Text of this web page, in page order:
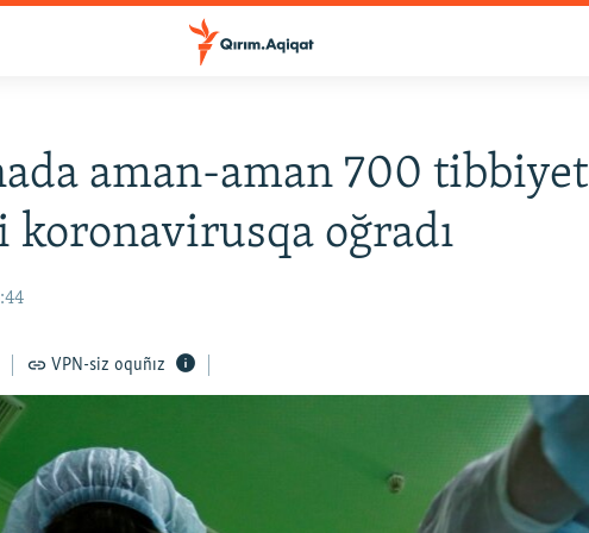
aman-aman 700 tibbiyet
koronavirusqa oğradı
VPN-siz oquñız